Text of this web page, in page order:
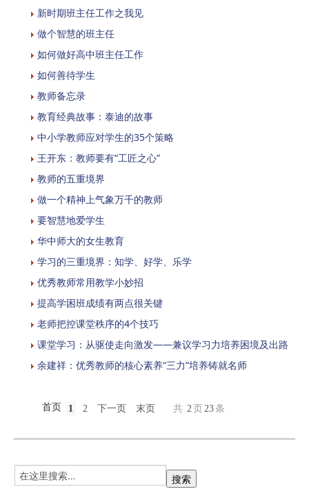
新时期班主任工作之我见
做个智慧的班主任
如何做好高中班主任工作
如何善待学生
教师备忘录
教育经典故事：泰迪的故事
中小学教师应对学生的35个策略
王开东：教师要有“工匠之心”
教师的五重境界
做一个精神上气象万千的教师
要智慧地爱学生
华中师大的女生教育
学习的三重境界：知学、好学、乐学
优秀教师常用教学小妙招
提高学困班成绩有两点很关键
老师把控课堂秩序的4个技巧
课堂学习：从驱使走向激发——兼议学习力培养困境及出路
余建祥：优秀教师的核心素养“三力”培养铸就名师
首页 1 2 下一页 末页 共 2 页 23 条